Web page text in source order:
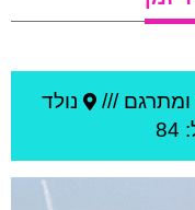
ומתרגם ///
נולד